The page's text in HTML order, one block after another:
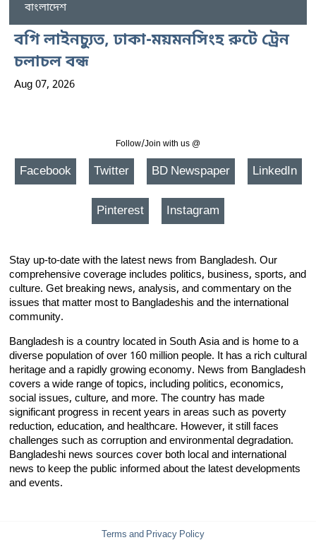
বাংলাদেশ
বগি লাইনচ্যুত, ঢাকা-ময়মনসিংহ রুটে ট্রেন
চলাচল বন্ধ
Aug 07, 2026
Follow/Join with us @
Facebook Twitter BD Newspaper LinkedIn
Pinterest Instagram
Stay up-to-date with the latest news from Bangladesh. Our
comprehensive coverage includes politics, business, sports, and
culture. Get breaking news, analysis, and commentary on the
issues that matter most to Bangladeshis and the international
community.
Bangladesh is a country located in South Asia and is home to a
diverse population of over 160 million people. It has a rich cultural
heritage and a rapidly growing economy. News from Bangladesh
covers a wide range of topics, including politics, economics,
social issues, culture, and more. The country has made
significant progress in recent years in areas such as poverty
reduction, education, and healthcare. However, it still faces
challenges such as corruption and environmental degradation.
Bangladeshi news sources cover both local and international
news to keep the public informed about the latest developments
and events.
Terms and Privacy Policy